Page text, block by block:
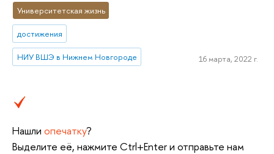
Университетская жизнь
достижения
НИУ ВШЭ в Нижнем Новгороде 16 марта, 2022 г.
Нашли опечатку?
Выделите её, нажмите Ctrl+Enter и отправьте нам